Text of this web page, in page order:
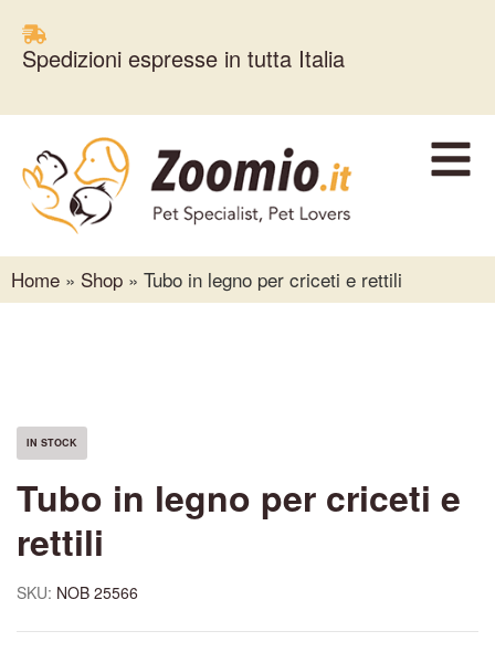
Spedizioni espresse in tutta Italia
Home » Shop » Tubo in legno per criceti e rettili
IN STOCK
Tubo in legno per criceti e
rettili
SKU: NOB 25566